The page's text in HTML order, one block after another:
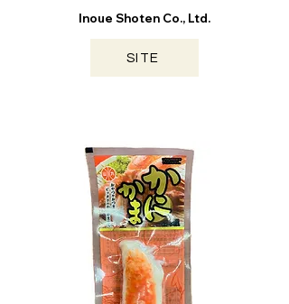
Inoue Shoten Co., Ltd.
SITE